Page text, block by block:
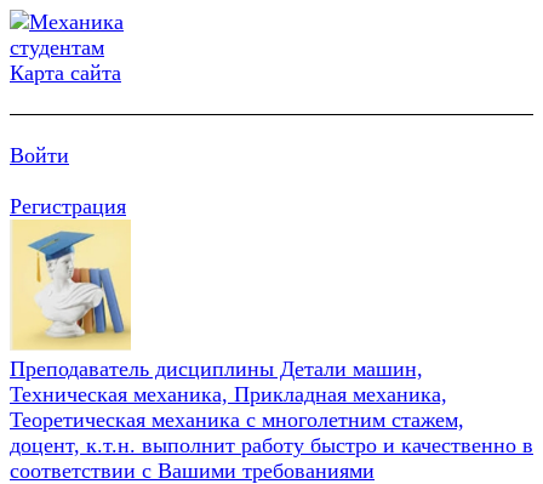
Карта сайта
Войти
Регистрация
Преподаватель дисциплины Детали машин,
Техническая механика, Прикладная механика,
Теоретическая механика с многолетним стажем,
доцент, к.т.н. выполнит работу быстро и качественно в
соответствии с Вашими требованиями